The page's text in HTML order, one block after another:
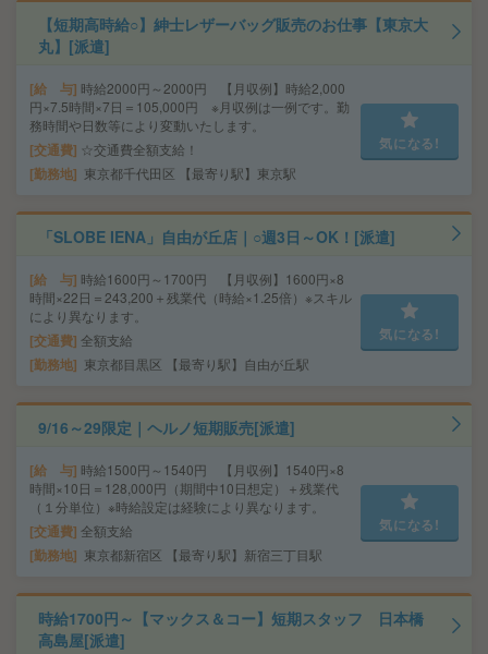
【短期高時給○】紳士レザーバッグ販売のお仕事【東京大
丸】[派遣]
給 与 時給2000円～2000円 【月収例】時給2,000
円×7.5時間×7日＝105,000円 ※月収例は一例です。勤
務時間や日数等により変動いたします。
交通費 ☆交通費全額支給！
勤務地 東京都千代田区 【最寄り駅】東京駅
気になる!
「SLOBE IENA」自由が丘店｜○週3日～OK！[派遣]
給 与 時給1600円～1700円 【月収例】1600円×8
時間×22日＝243,200＋残業代（時給×1.25倍）※スキル
により異なります。
交通費 全額支給
勤務地 東京都目黒区 【最寄り駅】自由が丘駅
気になる!
9/16～29限定｜ヘルノ短期販売[派遣]
給 与 時給1500円～1540円 【月収例】1540円×8
時間×10日＝128,000円（期間中10日想定）＋残業代
（１分単位）※時給設定は経験により異なります。
交通費 全額支給
勤務地 東京都新宿区 【最寄り駅】新宿三丁目駅
気になる!
時給1700円～【マックス＆コー】短期スタッフ 日本橋
高島屋[派遣]